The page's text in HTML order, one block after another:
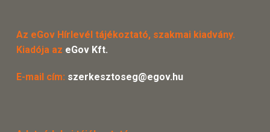
Az eGov Hírlevél tájékoztató, szakmai kiadvány.
Kiadója az eGov Kft.
E-mail cím: szerkesztoseg@egov.hu